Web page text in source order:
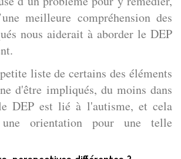
meilleure compréhension des
nous aiderait à aborder le DEP
liste de certains des éléments
d'être impliqués, du moins dans
DEP est lié à l'autisme, et cela
orientation pour une telle